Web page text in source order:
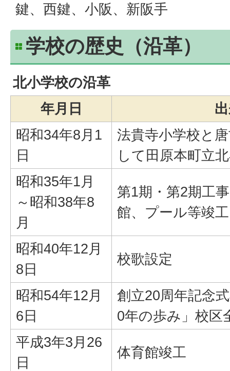
鍵、西鍵、小阪、新阪手
学校の歴史（沿革）
北小学校の沿革
年月日
昭和34年8月1
日
法貴寺小学校と
して田原本町立
昭和35年1月
～昭和38年8
月
第1期・第2期工
館、プール等竣工
昭和40年12月
8日
校歌設定
昭和54年12月
6日
創立20周年記念
0年の歩み」校区
平成3年3月26
日
体育館竣工